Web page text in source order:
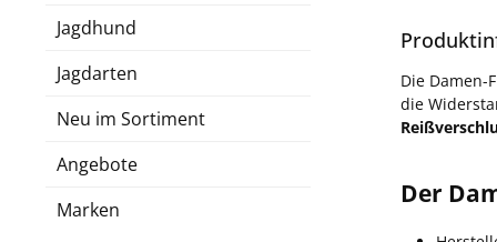
Jagdhund
Jagdarten
Neu im Sortiment
Angebote
Marken
Die Damen-
die
Der